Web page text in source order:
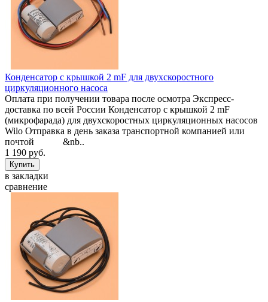
Конденсатор с крышкой 2 mF для двухскоростного
циркуляционного насоса
Оплата при получении товара после осмотра Экспресс-
доставка по всей России Конденсатор с крышкой 2 mF
(микрофарада) для двухскоростных циркуляционных насосов
Wilo Отправка в день заказа транспортной компанией или
почтой &nb..
1 190 руб.
в закладки
сравнение